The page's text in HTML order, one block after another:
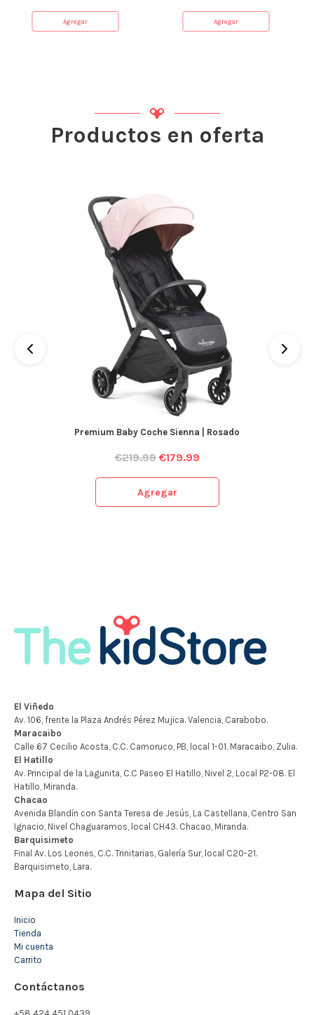
Agregar Agregar
Productos en oferta
Premium Baby Coche Sienna | Rosado
€219.99 €179.99
Agregar
Mapa del Sitio
Inicio
Tienda
Mi cuenta
Carrito
Contáctanos